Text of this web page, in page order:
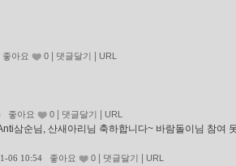
좋아요 0 댓글달기 URL
좋아요 0 댓글달기 URL
삼순님, 산새아리님 축하합니다~ 바람돌이님 참여
06 10:54 좋아요 0 댓글달기 URL